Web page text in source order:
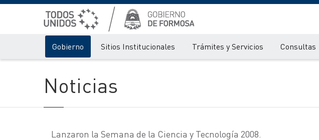
Gobierno Sitios Institucionales Trámites y Servicios Consultas
Noticias
Lanzaron la Semana de la Ciencia y Tecnología 2008.